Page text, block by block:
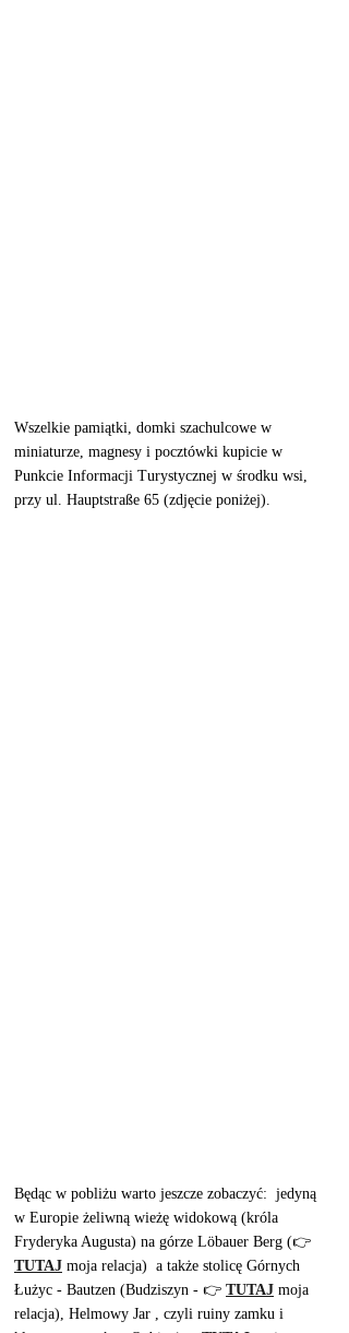
Wszelkie pamiątki, domki szachulcowe w
miniaturze, magnesy i pocztówki kupicie w
Punkcie Informacji Turystycznej w środku wsi,
przy ul. Hauptstraße 65 (zdjęcie poniżej).
Będąc w pobliżu warto jeszcze zobaczyć:  jedyną
w Europie żeliwną wieżę widokową (króla
Fryderyka Augusta) na górze Löbauer Berg (👉
TUTAJ moja relacja)  a także stolicę Górnych
Łużyc - Bautzen (Budziszyn - 👉 TUTAJ moja
relacja), Helmowy Jar , czyli ruiny zamku i